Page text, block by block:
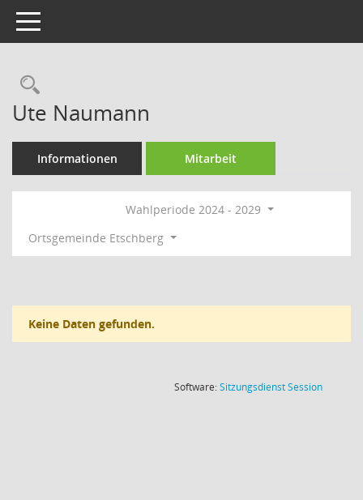
Toggle navigation
Rechercheauswahl
Ute Naumann
Informationen Mitarbeit
Wahlperiode 2024 - 2029
Ortsgemeinde Etschberg
Keine Daten gefunden.
Software:SitzungsdienstSession(Wird in